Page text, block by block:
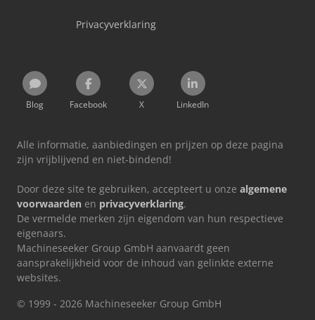
Privacyverklaring
Blog Facebook X LinkedIn
Alle informatie, aanbiedingen en prijzen op deze pagina
zijn vrijblijvend en niet-bindend!
Door deze site te gebruiken, accepteert u onze algemene
voorwaarden en privacyverklaring.
De vermelde merken zijn eigendom van hun respectieve
eigenaars.
Machineseeker Group GmbH aanvaardt geen
aansprakelijkheid voor de inhoud van gelinkte externe
websites.
© 1999 - 2026 Machineseeker Group GmbH